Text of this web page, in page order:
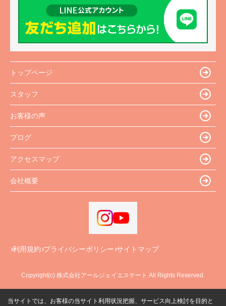
トップページ
スタッフ
お客様の声
ブログ
アクセスマップ
会社概要
利用規約 プライバシーポリシー サイトマップ
Copyright(c) 株式会社アールジェイエステート All Rights Reserved.
当サイトでは、お客様の当サイト利用状況把握、サービス向上検討を目的と